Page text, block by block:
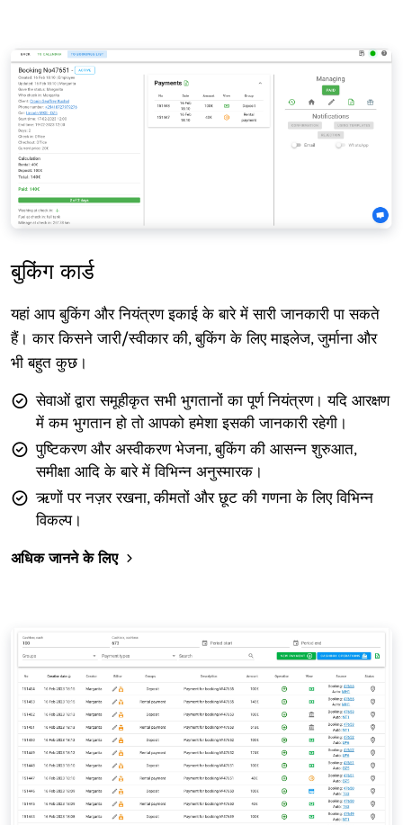
बुकिंग कार्ड
यहां आप बुकिंग और नियंत्रण इकाई के बारे में सारी जानकारी पा सकते
हैं। कार किसने जारी/स्वीकार की, बुकिंग के लिए माइलेज, जुर्माना और
भी बहुत कुछ।
सेवाओं द्वारा समूहीकृत सभी भुगतानों का पूर्ण नियंत्रण। यदि आरक्षण
में कम भुगतान हो तो आपको हमेशा इसकी जानकारी रहेगी।
पुष्टिकरण और अस्वीकरण भेजना, बुकिंग की आसन्न शुरुआत,
समीक्षा आदि के बारे में विभिन्न अनुस्मारक।
ऋणों पर नज़र रखना, कीमतों और छूट की गणना के लिए विभिन्न
विकल्प।
अधिक जानने के लिए